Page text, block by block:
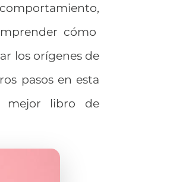
cómo
los orígenes de
pasos en esta
mejor libro de